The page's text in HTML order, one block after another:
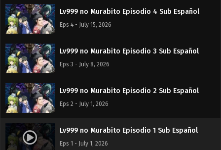
Lv999 no Murabito Episodio 4 Sub Español
Eps 4 - July 15, 2026
Lv999 no Murabito Episodio 3 Sub Español
Eps 3 - July 8, 2026
Lv999 no Murabito Episodio 2 Sub Español
Eps 2 - July 1, 2026
Lv999 no Murabito Episodio 1 Sub Español
Eps 1 - July 1, 2026